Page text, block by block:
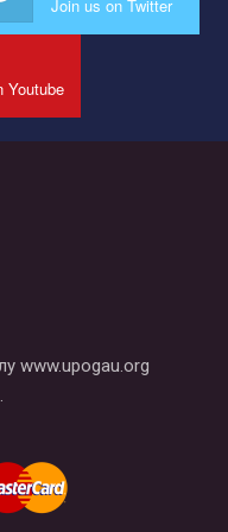
Join us on Twitter
Youtube
www.upogau.org